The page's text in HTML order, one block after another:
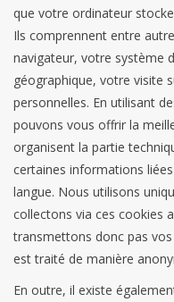
que votre ordinateur
Ils comprennent entre
navigateur, votre système
géographique, votre visite
personnelles. En utilisant
pouvons vous offrir la
organisent la partie
certaines informations
langue. Nous utilisons
collectons via ces cookies
transmettons donc pas
est traité de manière
En outre, il existe